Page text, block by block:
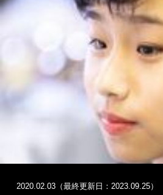
2020.02.03（最終更新日：2023.09.25）